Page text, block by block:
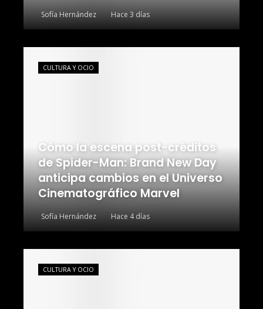
Sofía Hernández Hace 3 días
CULTURA Y OCIO
Cómo la escena post-créditos
de Spider-Man: Brand New Day
anticipa cambios en el Universo
Cinematográfico Marvel
Sofía Hernández Hace 4 días
CULTURA Y OCIO